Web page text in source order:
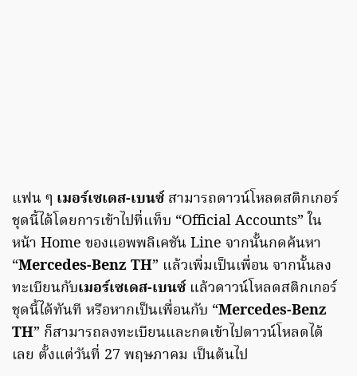
แฟน ๆ เมอร์เซเดส-เบนซ์ สามารถดาวน์โหลดสติกเกอร์
ชุดนี้ได้โดยการเข้าไปที่แท็บ “Official Accounts” ใน
หน้า Home ของแอพพลิเคชัน Line จากนั้นกดค้นหา
“Mercedes-Benz TH” แล้วเพิ่มเป็นเพื่อน จากนั้นลง
ทะเบียนกับเมอร์เซเดส-เบนซ์ แล้วดาวน์โหลดสติกเกอร์
ชุดนี้ได้ทันที หรือหากเป็นเพื่อนกับ “Mercedes-Benz
TH” ก็สามารถลงทะเบียนและกดเข้าไปดาวน์โหลดได้
เลย ตั้งแต่วันที่ 27 พฤษภาคม เป็นต้นไป